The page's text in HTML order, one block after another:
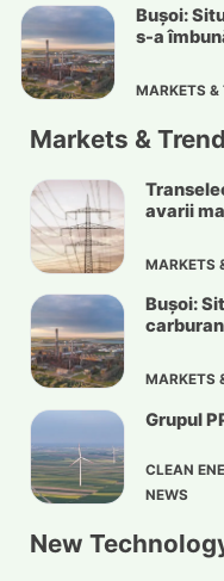
Bușoi:
s-a
MARKETS &
Markets &
avarii
MARKETS
Bușoi:
MARKETS
Grupul
CLEAN
NEWS
New